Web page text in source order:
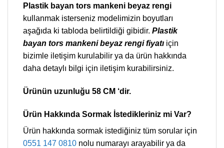
Plastik bayan tors mankeni beyaz rengi
kullanmak isterseniz modelimizin boyutları
aşağıda ki tabloda belirtildiği gibidir. Plastik
bayan tors mankeni beyaz rengi fiyatı için
bizimle iletişim kurulabilir ya da ürün hakkında
daha detaylı bilgi için iletişim kurabilirsiniz.
Ürünün uzunluğu 58 CM ‘dir.
Ürün Hakkında Sormak İstedikleriniz mi Var?
Ürün hakkında sormak istediğiniz tüm sorular için
0551 147 0810 nolu numarayı arayabilir ya da